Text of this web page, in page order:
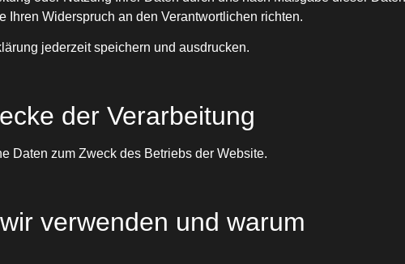
Ihren Widerspruch an den Verantwortlichen richten.
jederzeit speichern und ausdrucken.
der Verarbeitung
Daten zum Zweck des Betriebs der Website.
verwenden und warum